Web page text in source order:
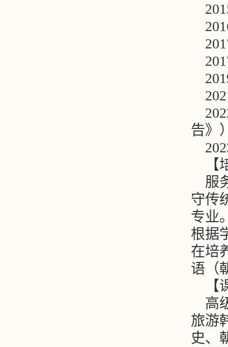
告》
服
守传
专业
根据
在培
语（
高
旅游
史、